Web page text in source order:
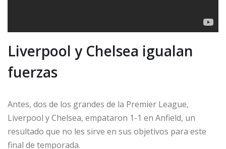
Liverpool y Chelsea igualan
fuerzas
Antes, dos de los grandes de la Premier League,
Liverpool y Chelsea, empataron 1-1 en Anfield, un
resultado que no les sirve en sus objetivos para este
final de temporada.